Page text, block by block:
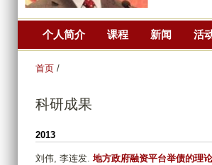
个人简介 课程 新闻 活
首页 /
科研成果
2013
刘伟, 李连发. 地方政府融资平台举债的理